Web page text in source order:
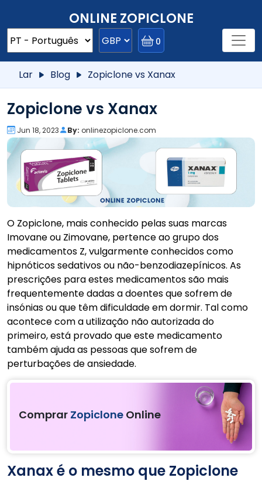
ONLINE ZOPICLONE
0
Lar Blog Zopiclone vs Xanax
Zopiclone vs Xanax
Jun 18, 2023 By: onlinezopiclone.com
O Zopiclone, mais conhecido pelas suas marcas
Imovane ou Zimovane, pertence ao grupo dos
medicamentos Z, vulgarmente conhecidos como
hipnóticos sedativos ou não-benzodiazepínicos. As
prescrições para estes medicamentos são mais
frequentemente dadas a doentes que sofrem de
insónias ou que têm dificuldade em dormir. Tal como
acontece com a utilização não autorizada do
primeiro, está provado que este medicamento
também ajuda as pessoas que sofrem de
perturbações de ansiedade.
Comprar Zopiclone Online
Xanax é o mesmo que Zopiclone